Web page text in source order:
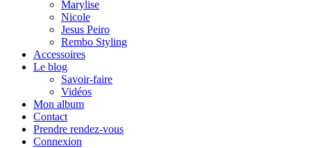
Marylise
Nicole
Jesus Peiro
Rembo Styling
Accessoires
Le blog
Savoir-faire
Vidéos
Mon album
Contact
Prendre rendez-vous
Connexion